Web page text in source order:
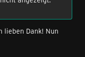
lieben Dank! Nun